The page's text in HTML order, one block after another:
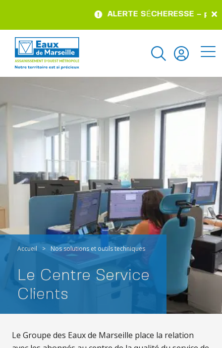
ALERTE S É CHERESSE – pour
Accueil > Nos solutions et outils techniques
Le Centre Service
Clients
Le Groupe des Eaux de Marseille place la relation